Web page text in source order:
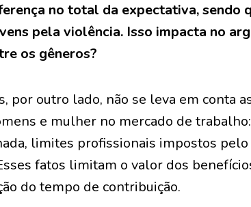
no total da expectativa, sendo
pela violência. Isso impacta no
os gêneros?
por outro lado, não se leva em conta
e mulher no mercado de
limites profissionais impostos
fatos limitam o valor dos
do tempo de contribuição.